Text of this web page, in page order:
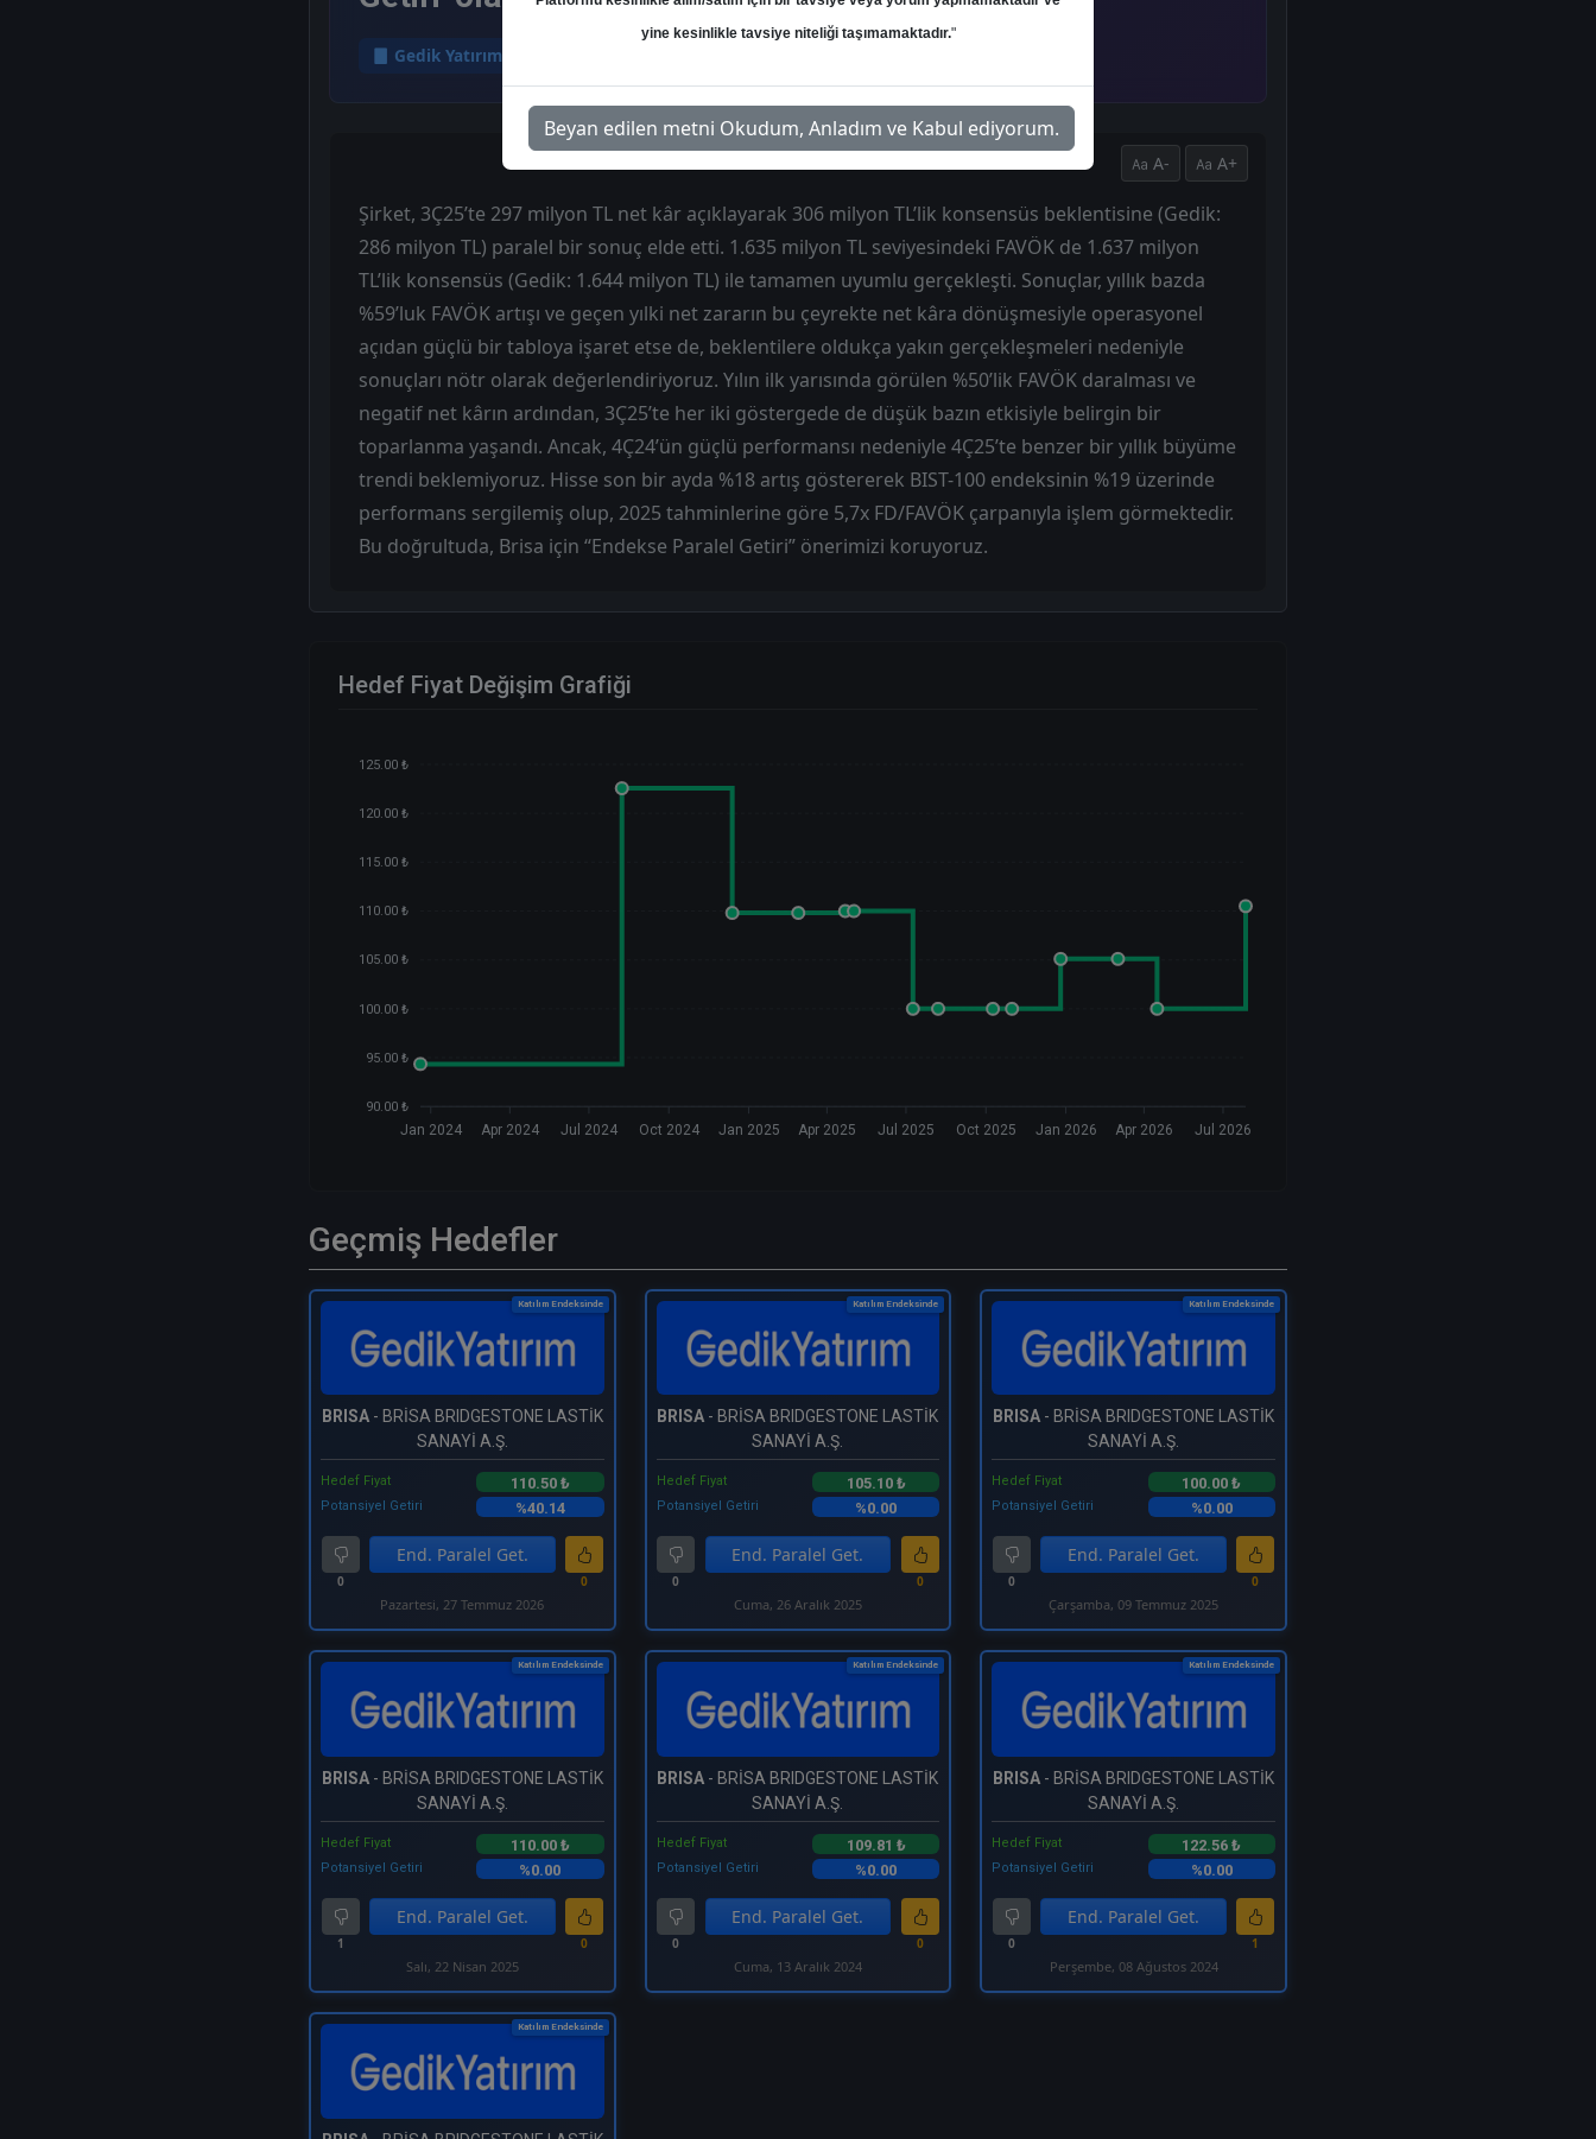
Gedik Yatırım
A- A+
Şirket, 3Ç25’te 297 milyon TL net kâr açıklayarak 306 milyon TL’lik konsensüs beklentisine (Gedik:
286 milyon TL) paralel bir sonuç elde etti. 1.635 milyon TL seviyesindeki FAVÖK de 1.637 milyon
TL’lik konsensüs (Gedik: 1.644 milyon TL) ile tamamen uyumlu gerçekleşti. Sonuçlar, yıllık bazda
%59’luk FAVÖK artışı ve geçen yılki net zararın bu çeyrekte net kâra dönüşmesiyle operasyonel
açıdan güçlü bir tabloya işaret etse de, beklentilere oldukça yakın gerçekleşmeleri nedeniyle
sonuçları nötr olarak değerlendiriyoruz. Yılın ilk yarısında görülen %50’lik FAVÖK daralması ve
negatif net kârın ardından, 3Ç25’te her iki göstergede de düşük bazın etkisiyle belirgin bir
toparlanma yaşandı. Ancak, 4Ç24’ün güçlü performansı nedeniyle 4Ç25’te benzer bir yıllık büyüme
trendi beklemiyoruz. Hisse son bir ayda %18 artış göstererek BIST-100 endeksinin %19 üzerinde
performans sergilemiş olup, 2025 tahminlerine göre 5,7x FD/FAVÖK çarpanıyla işlem görmektedir.
Bu doğrultuda, Brisa için “Endekse Paralel Getiri” önerimizi koruyoruz.
Hedef Fiyat Değişim Grafiği
125.00 ₺
120.00 ₺
115.00 ₺
110.00 ₺
105.00 ₺
100.00 ₺
95.00 ₺
90.00 ₺
Jan 2024 Apr 2024 Jul 2024 Oct 2024 Jan 2025 Apr 2025 Jul 2025 Oct 2025 Jan 2026 Apr 2026 Jul 2026
Geçmiş Hedefler
Katılım Endeksinde
BRISA- BRİSA BRIDGESTONE LASTİK
SANAYİ A.Ş.
Hedef Fiyat 110.50 ₺
Potansiyel Getiri %40.14
0
End. Paralel Get.
0
Pazartesi, 27 Temmuz 2026
Katılım Endeksinde
BRISA - BRİSA BRIDGESTONE LASTİK
SANAYİ A.Ş.
Hedef Fiyat 105.10 ₺
Potansiyel Getiri %0.00
0
End. Paralel Get.
0
Cuma, 26 Aralık 2025
Katılım Endeksinde
BRISA - BRİSA BRIDGESTONE LASTİK
SANAYİ A.Ş.
Hedef Fiyat 100.00 ₺
Potansiyel Getiri %0.00
0
End. Paralel Get.
0
Çarşamba, 09 Temmuz 2025
Katılım Endeksinde
BRISA- BRİSA BRIDGESTONE LASTİK
SANAYİ A.Ş.
Hedef Fiyat 110.00 ₺
Potansiyel Getiri %0.00
1
End. Paralel Get.
0
Salı, 22 Nisan 2025
Katılım Endeksinde
BRISA - BRİSA BRIDGESTONE LASTİK
SANAYİ A.Ş.
Hedef Fiyat 109.81 ₺
Potansiyel Getiri %0.00
0
End. Paralel Get.
0
Cuma, 13 Aralık 2024
Katılım Endeksinde
BRISA - BRİSA BRIDGESTONE LASTİK
SANAYİ A.Ş.
Hedef Fiyat 122.56 ₺
Potansiyel Getiri %0.00
0
End. Paralel Get.
1
Perşembe, 08 Ağustos 2024
Katılım Endeksinde
yine kesinlikle tavsiye niteliği taşımamaktadır."
Beyan edilen metni Okudum, Anladım ve Kabul ediyorum.